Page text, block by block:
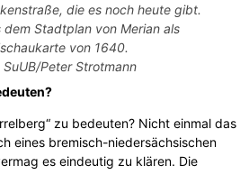
die es noch heute gibt.
dem Stadtplan von Merian als
von 1640.
SuUB/Peter Strotmann
zu bedeuten? Nicht einmal das
eines bremisch-niedersächsischen
es eindeutig zu klären. Die